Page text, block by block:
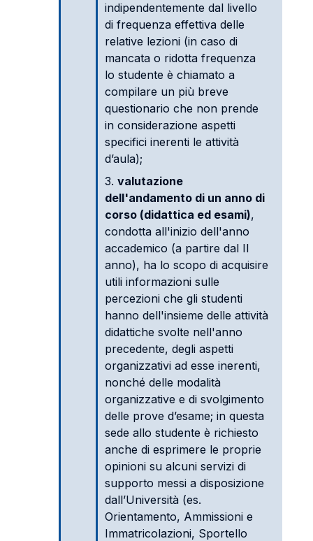
indipendentemente dal livello
di frequenza effettiva delle
relative lezioni (in caso di
mancata o ridotta frequenza
lo studente è chiamato a
compilare un più breve
questionario che non prende
in considerazione aspetti
specifici inerenti le attività
d’aula);
3. valutazione
dell'andamento di un anno di
corso (didattica ed esami),
condotta all'inizio dell'anno
accademico (a partire dal II
anno), ha lo scopo di acquisire
utili informazioni sulle
percezioni che gli studenti
hanno dell'insieme delle attività
didattiche svolte nell'anno
precedente, degli aspetti
organizzativi ad esse inerenti,
nonché delle modalità
organizzative e di svolgimento
delle prove d’esame; in questa
sede allo studente è richiesto
anche di esprimere le proprie
opinioni su alcuni servizi di
supporto messi a disposizione
dall’Università (es.
Orientamento, Ammissioni e
Immatricolazioni, Sportello